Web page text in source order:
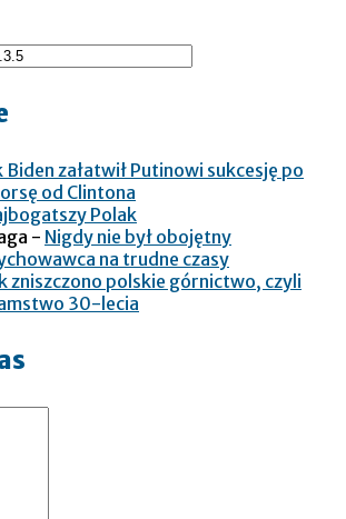
Biden załatwił Putinowi sukcesję po
od Clintona
Polak
- Nigdy nie był obojętny
na trudne czasy
zniszczono polskie górnictwo, czyli
30-lecia